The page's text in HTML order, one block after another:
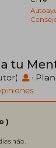
tu
·
háb.